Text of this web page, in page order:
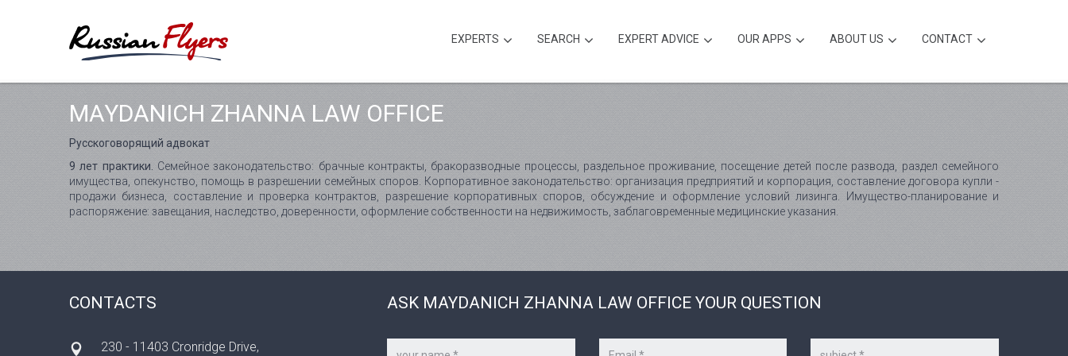
EXPERTS SEARCH EXPERT ADVICE OUR APPS ABOUT US CONTACT
MAYDANICH ZHANNA LAW OFFICE
Русскоговорящий адвокат
9 лет практики.
Семейное законодательство: брачные контракты, бракоразводные процессы, раздельное проживание, посещение детей после развода, раздел семейного
имущества, опекунство, помощь в разрешении семейных споров. Корпоративное законодательство: организация предприятий и корпорация, составление договора купли -
продажи бизнеса, составление и проверка контрактов, разрешение корпоративных споров, обсуждение и оформление условий лизинга. Имущество-планирование и
распоряжение: завещания, наследство, доверенности, оформление собственности на недвижимость, заблаговременные медицинские указания.
CONTACTS
230 - 11403 Cronridge Drive,
ASK MAYDANICH ZHANNA LAW OFFICE YOUR QUESTION